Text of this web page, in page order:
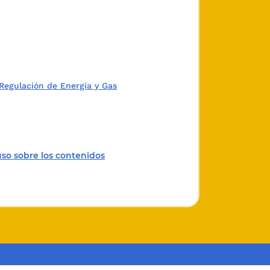
calibraciones,
condiciones que
del artículo
de energía y gas
eficiente,
la adopción
de gas combustible,
de Energía y Gas
sobre los contenidos